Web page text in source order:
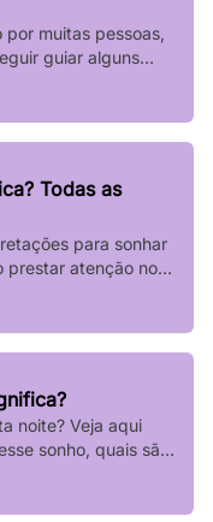
muitas pessoas,
guiar alguns
de determinadas
o que os astros estão
Basta verificar
Todas as
para sonhar
prestar atenção no
noite? Veja aqui
sonho, quais são